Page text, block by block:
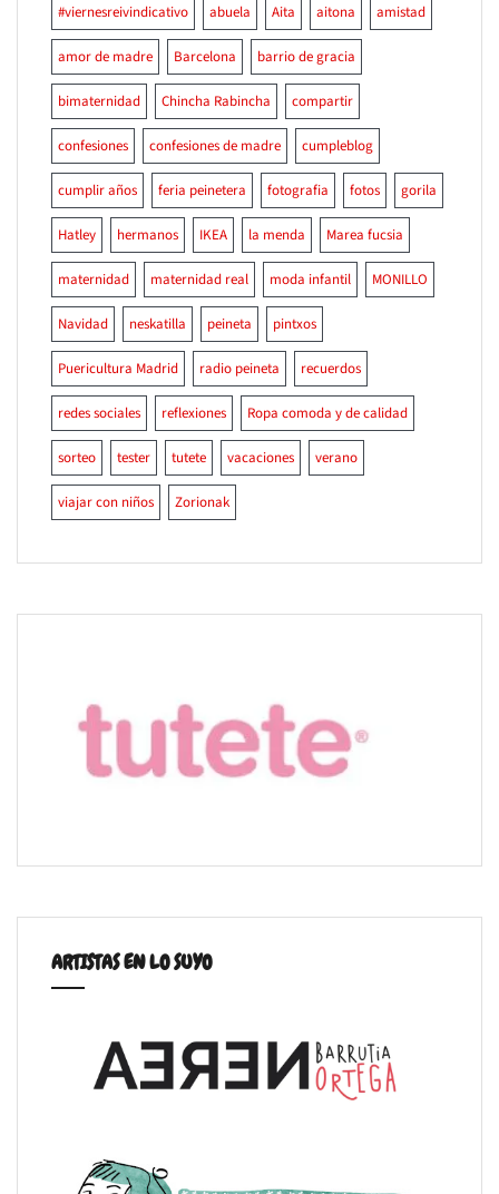
#viernesreivindicativo abuela Aita aitona amistad
amor de madre Barcelona barrio de gracia
bimaternidad Chincha Rabincha compartir
confesiones confesiones de madre cumpleblog
cumplir años feria peinetera fotografia fotos gorila
Hatley hermanos IKEA la menda Marea fucsia
maternidad maternidad real moda infantil MONILLO
Navidad neskatilla peineta pintxos
Puericultura Madrid radio peineta recuerdos
redes sociales reflexiones Ropa comoda y de calidad
sorteo tester tutete vacaciones verano
viajar con niños Zorionak
ARTISTAS EN LO SUYO